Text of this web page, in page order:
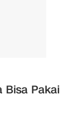
Bisa Pakai